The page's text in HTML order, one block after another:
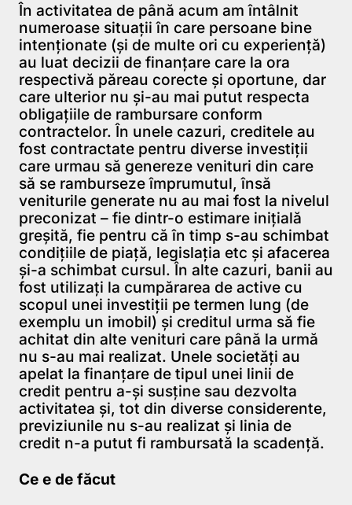
În activitatea de până acum am întâlnit
numeroase situaţii în care persoane bine
intenţionate (şi de multe ori cu experienţă)
au luat decizii de finanţare care la ora
respectivă păreau corecte şi oportune, dar
care ulterior nu şi-au mai putut respecta
obligaţiile de rambursare conform
contractelor. În unele cazuri, creditele au
fost contractate pentru diverse investiţii
care urmau să genereze venituri din care
să se ramburseze împrumutul, însă
veniturile generate nu au mai fost la nivelul
preconizat – fie dintr-o estimare iniţială
greşită, fie pentru că în timp s-au schimbat
condiţiile de piaţă, legislaţia etc şi afacerea
şi-a schimbat cursul. În alte cazuri, banii au
fost utilizaţi la cumpărarea de active cu
scopul unei investiţii pe termen lung (de
exemplu un imobil) şi creditul urma să fie
achitat din alte venituri care până la urmă
nu s-au mai realizat. Unele societăţi au
apelat la finanţare de tipul unei linii de
credit pentru a-şi susţine sau dezvolta
activitatea şi, tot din diverse considerente,
previziunile nu s-au realizat şi linia de
credit n-a putut fi rambursată la scadenţă.
Ce e de făcut